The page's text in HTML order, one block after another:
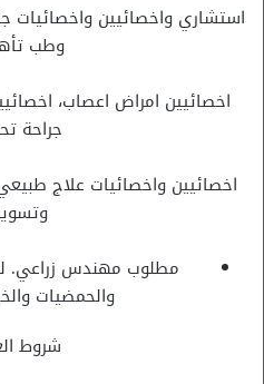
استشاري واخصائيين واخصائيات
وطب
اخصائيين امراض اعصاب،
جراحة
اخصائيين واخصائيات علاج
مطلوب مهندس زراعي.
والحمضيات
شروط